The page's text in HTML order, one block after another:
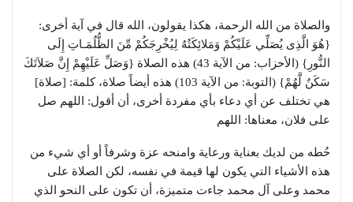
والصلاة من الله الرحمة، هكذا يقولون، الله قال في آية أخرى:
{هُوَ الَّذِى يُصَلِّي عَلَيْكُمْ وَمَلائِكَتُهُ لِيُخْرِجَكُمْ مِّنَ الظُّلُمَـاتِ إِلَى
النُّورِ} (الأحزاب: من الآية 43) هذه الصلاة {وَصَلِّ عَلَيْهِمْ إِنَّ صَلاَتَكَ
سَكَنٌ لَّهُمْ} (التوبة: من الآية 103) هذه أيضاً صلاة، كلمة: [صلاة]
هي تختلف عن أي دعاء بأي مفردة أخرى، أن أقول: اللهم صل
على فلان، معناها: اللهم
حُطه من لديك بعناية ورعاية وامنحه عزة وشرفاً أو أي شيء من
هذه الأشياء التي يكون لها قيمة في نفسه، لكن الصلاة على
محمد وعلى آل محمد جاءت متميزة، أن تكون على النحو الذي